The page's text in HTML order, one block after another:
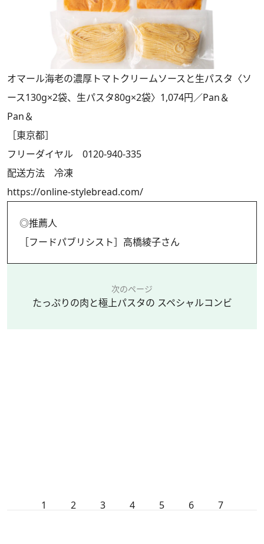
オマール海老の濃厚トマトクリームソースと生パスタ〈ソ
ース130g×2袋、生パスタ80g×2袋〉1,074円／Pan＆
Pan＆
［東京都］
フリーダイヤル 0120-940-335
配送方法 冷凍
https://online-stylebread.com/
◎推薦人
［フードパブリシスト］高橋綾子さん
次のページ
たっぷりの肉と極上パスタの スペシャルコンビ
1 2 3 4 5 6 7